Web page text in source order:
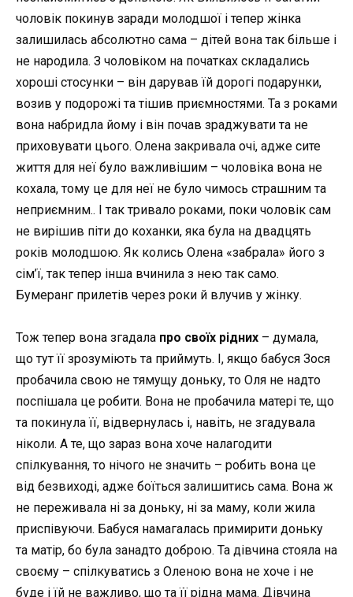
чоловік покинув заради молодшої і тепер жінка
залишилась абсолютно сама – дітей вона так більше і
не народила. З чоловіком на початках складались
хороші стосунки – він дарував їй дорогі подарунки,
возив у подорожі та тішив приємностями. Та з роками
вона набридла йому і він почав зраджувати та не
приховувати цього. Олена закривала очі, адже сите
життя для неї було важливішим – чоловіка вона не
кохала, тому це для неї не було чимось страшним та
неприємним.. І так тривало роками, поки чоловік сам
не вирішив піти до коханки, яка була на двадцять
років молодшою. Як колись Олена «забрала» його з
сім’ї, так тепер інша вчинила з нею так само.
Бумеранг прилетів через роки й влучив у жінку.
Тож тепер вона згадала про своїх рідних – думала,
що тут її зрозуміють та приймуть. І, якщо бабуся Зося
пробачила свою не тямущу доньку, то Оля не надто
поспішала це робити. Вона не пробачила матері те, що
та покинула її, відвернулась і, навіть, не згадувала
ніколи. А те, що зараз вона хоче налагодити
спілкування, то нічого не значить – робить вона це
від безвиході, адже боїться залишитись сама. Вона ж
не переживала ні за доньку, ні за маму, коли жила
приспівуючи. Бабуся намагалась примирити доньку
та матір, бо була занадто доброю. Та дівчина стояла на
своєму – спілкуватись з Оленою вона не хоче і не
буде і їй не важливо, що та її рідна мама. Дівчина